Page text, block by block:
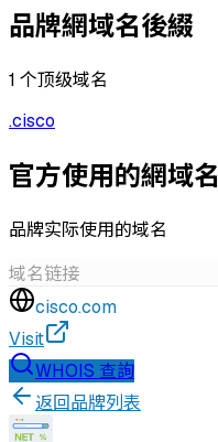
品牌網域名後綴
1 个顶级域名
.cisco
官方使用的網域名
品牌实际使用的域名
域名链接
cisco.com
Visit
WHOIS 查詢
返回品牌列表